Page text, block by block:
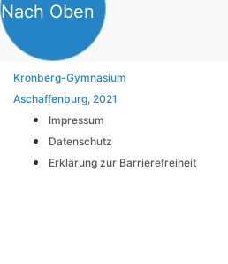
Nach Oben
Kronberg-Gymnasium
Aschaffenburg, 2021
Impressum
Datenschutz
Erklärung zur Barrierefreiheit